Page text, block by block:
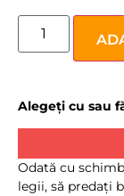
Alegeți cu sau
Odată cu
legii, să predaţi